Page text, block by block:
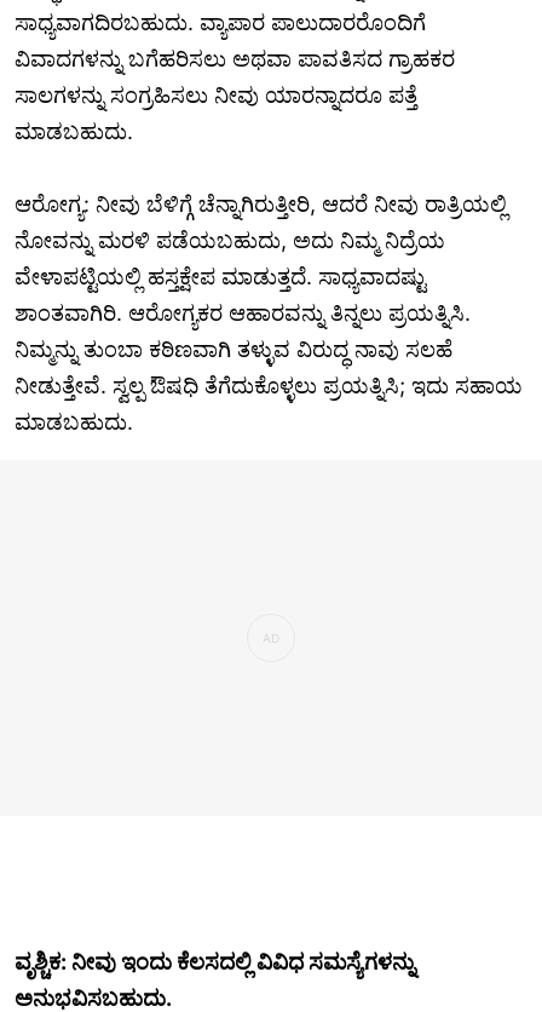
ಸಾಧ್ಯವಾಗದಿರಬಹುದು. ವ್ಯಾಪಾರ ಪಾಲುದಾರರೊಂದಿಗೆ
ವಿವಾದಗಳನ್ನು ಬಗೆಹರಿಸಲು ಅಥವಾ ಪಾವತಿಸದ ಗ್ರಾಹಕರ
ಸಾಲಗಳನ್ನು ಸಂಗ್ರಹಿಸಲು ನೀವು ಯಾರನ್ನಾದರೂ ಪತ್ತೆ
ಮಾಡಬಹುದು.
ಆರೋಗ್ಯ: ನೀವು ಬೆಳಿಗ್ಗೆ ಚೆನ್ನಾಗಿರುತ್ತೀರಿ, ಆದರೆ ನೀವು ರಾತ್ರಿಯಲ್ಲಿ
ನೋವನ್ನು ಮರಳಿ ಪಡೆಯಬಹುದು, ಅದು ನಿಮ್ಮ ನಿದ್ರೆಯ
ವೇಳಾಪಟ್ಟಿಯಲ್ಲಿ ಹಸ್ತಕ್ಷೇಪ ಮಾಡುತ್ತದೆ. ಸಾಧ್ಯವಾದಷ್ಟು
ಶಾಂತವಾಗಿರಿ. ಆರೋಗ್ಯಕರ ಆಹಾರವನ್ನು ತಿನ್ನಲು ಪ್ರಯತ್ನಿಸಿ.
ನಿಮ್ಮನ್ನು ತುಂಬಾ ಕಠಿಣವಾಗಿ ತಳ್ಳುವ ವಿರುದ್ಧ ನಾವು ಸಲಹೆ
ನೀಡುತ್ತೇವೆ. ಸ್ವಲ್ಪ ಔಷಧಿ ತೆಗೆದುಕೊಳ್ಳಲು ಪ್ರಯತ್ನಿಸಿ; ಇದು ಸಹಾಯ
ಮಾಡಬಹುದು.
ವೃಶ್ಚಿಕ: ನೀವು ಇಂದು ಕೆಲಸದಲ್ಲಿ ವಿವಿಧ ಸಮಸ್ಯೆಗಳನ್ನು
ಅನುಭವಿಸಬಹುದು.